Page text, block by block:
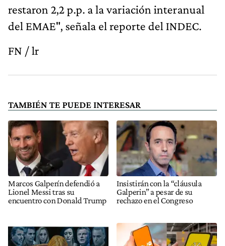
restaron 2,2 p.p. a la variación interanual
del EMAE", señala el reporte del INDEC.
FN / lr
TAMBIÉN TE PUEDE INTERESAR
Marcos Galperín defendió a
Lionel Messi tras su
encuentro con Donald Trump
Insistirán con la “cláusula
Galperin” a pesar de su
rechazo en el Congreso